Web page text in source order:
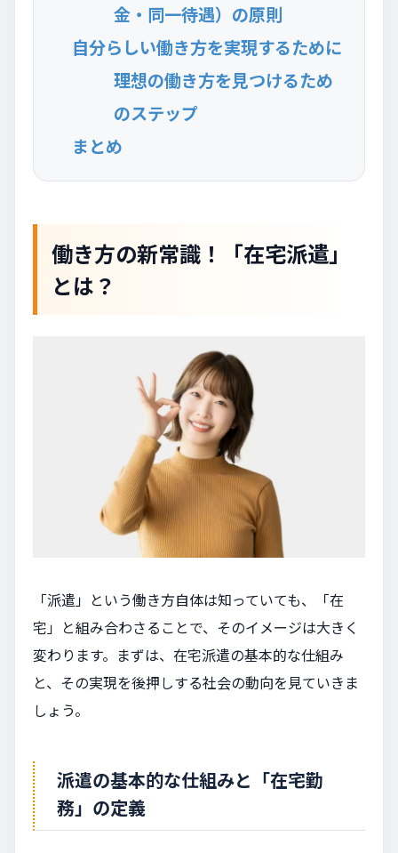
⾦・同⼀待遇）の原則
自分らしい働き方を実現するために
理想の働き方を見つけるため
のステップ
まとめ
働き方の新常識！「在宅派遣」
とは？
「派遣」という働き方自体は知っていても、「在
宅」と組み合わさることで、そのイメージは大きく
変わります。まずは、在宅派遣の基本的な仕組み
と、その実現を後押しする社会の動向を見ていきま
しょう。
派遣の基本的な仕組みと「在宅勤
務」の定義